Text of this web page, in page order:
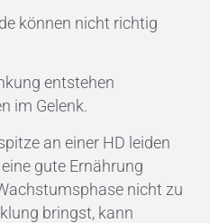
können nicht richtig
entstehen
im Gelenk.
an einer HD leiden
gute Ernährung
nicht zu
bringst, kann